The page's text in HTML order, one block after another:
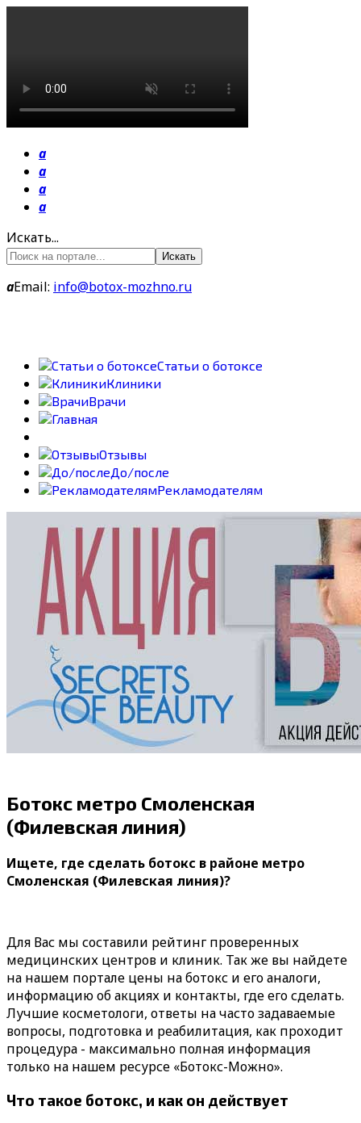
a
a
a
a
Искать...
Искать
aEmail: info@botox-mozhno.ru
Статьи о ботоксе
Клиники
Врачи
Отзывы
До/после
Рекламодателям
Ботокс метро Смоленская
(Филевская линия)
Ищете, где сделать ботокс в районе метро
Смоленская (Филевская линия)?
Для Вас мы составили рейтинг проверенных
медицинских центров и клиник. Так же вы найдете
на нашем портале цены на ботокс и его аналоги,
информацию об акциях и контакты, где его сделать.
Лучшие косметологи, ответы на часто задаваемые
вопросы, подготовка и реабилитация, как проходит
процедура - максимально полная информация
только на нашем ресурсе «Ботокс-Можно».
Что такое ботокс, и как он действует